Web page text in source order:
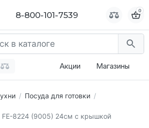
8-800-101-7539 0
Акции Магазины
Посуда для готовки
FE-8224 (9005) 24см с крышкой
8-800-101-7539 0